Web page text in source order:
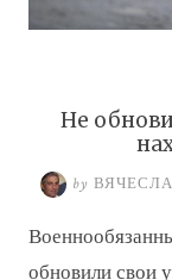
Не
by
обновили свои